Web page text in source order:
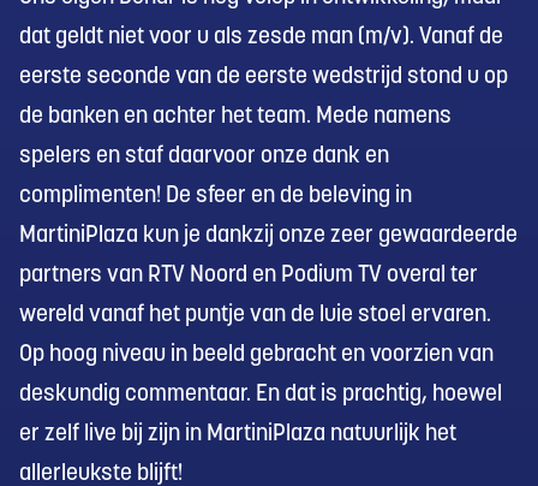
dat geldt niet voor u als zesde man (m/v). Vanaf de
eerste seconde van de eerste wedstrijd stond u op
de banken en achter het team. Mede namens
spelers en staf daarvoor onze dank en
complimenten! De sfeer en de beleving in
MartiniPlaza kun je dankzij onze zeer gewaardeerde
partners van RTV Noord en Podium TV overal ter
wereld vanaf het puntje van de luie stoel ervaren.
Op hoog niveau in beeld gebracht en voorzien van
deskundig commentaar. En dat is prachtig, hoewel
er zelf live bij zijn in MartiniPlaza natuurlijk het
allerleukste blijft!